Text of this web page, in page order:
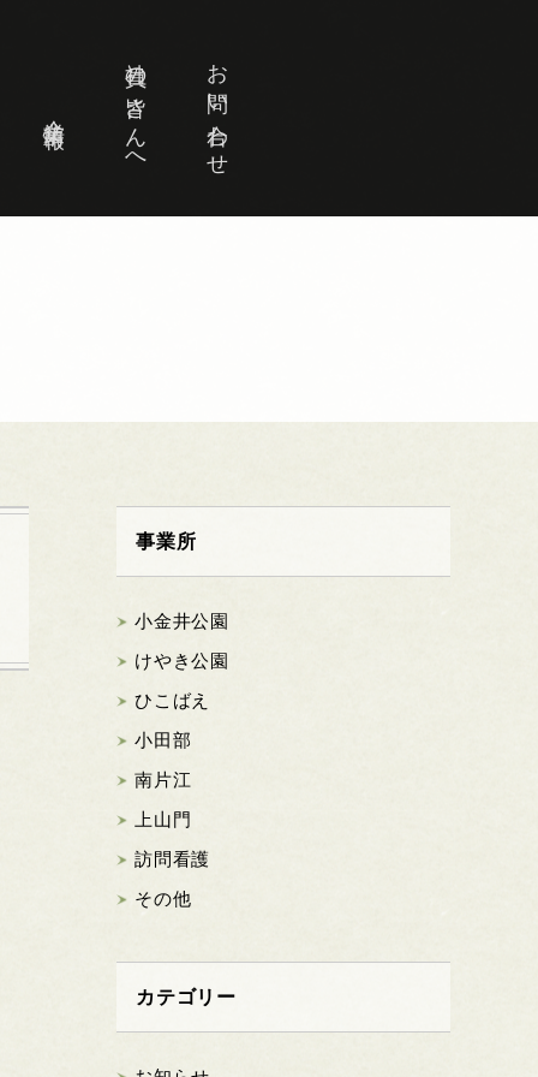
社員の皆さんへ お問い合わせ
事業所
小金井公園
けやき公園
ひこばえ
小田部
南片江
上山門
訪問看護
その他
カテゴリー